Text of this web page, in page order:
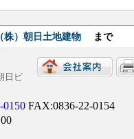
株）朝日土地建物 まで
日ビ
0150FAX:0836-22-0154